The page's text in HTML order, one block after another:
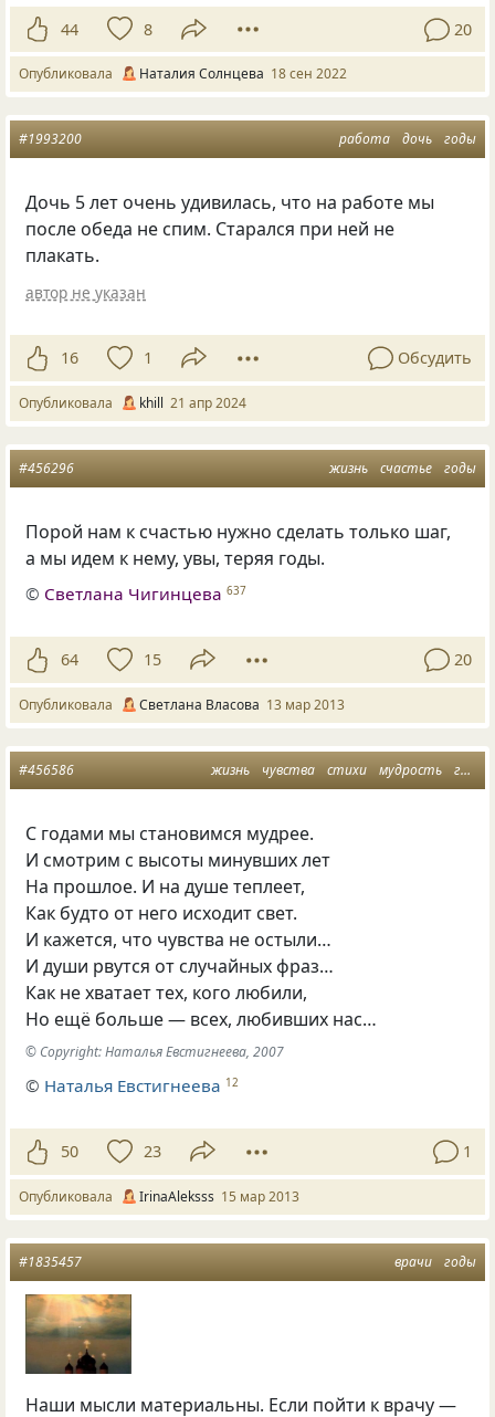
44 8 20
Опубликовала Наталия Солнцева 18 сен 2022
работа дочь годы
#1993200
Дочь 5 лет очень удивилась, что на работе мы
после обеда не спим. Старался при ней не
плакать.
автор не указан
16 1 Обсудить
Опубликовала khill 21 апр 2024
жизнь счастье годы
#456296
Порой нам к счастью нужно сделать только шаг,
а мы идем к нему, увы, теряя годы.
© Светлана Чигинцева 637
64 15 20
Опубликовала Светлана Власова 13 мар 2013
жизнь чувства стихи мудрость годы
#456586
С годами мы становимся мудрее.
И смотрим с высоты минувших лет
На прошлое. И на душе теплеет,
Как будто от него исходит свет.
И кажется, что чувства не остыли…
И души рвутся от случайных фраз…
Как не хватает тех, кого любили,
Но ещё больше — всех, любивших нас…
© Copyright: Наталья Евстигнеева, 2007
© Наталья Евстигнеева 12
50 23 1
Опубликовала IrinaAleksss 15 мар 2013
врачи годы
#1835457
Наши мысли материальны. Если пойти к врачу —